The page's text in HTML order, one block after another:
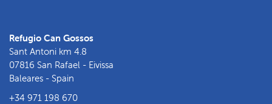
Refugio Can Gossos
Sant Antoni km 4.8
07816 San Rafael - Eivissa
Baleares - Spain
+34 971 198 670